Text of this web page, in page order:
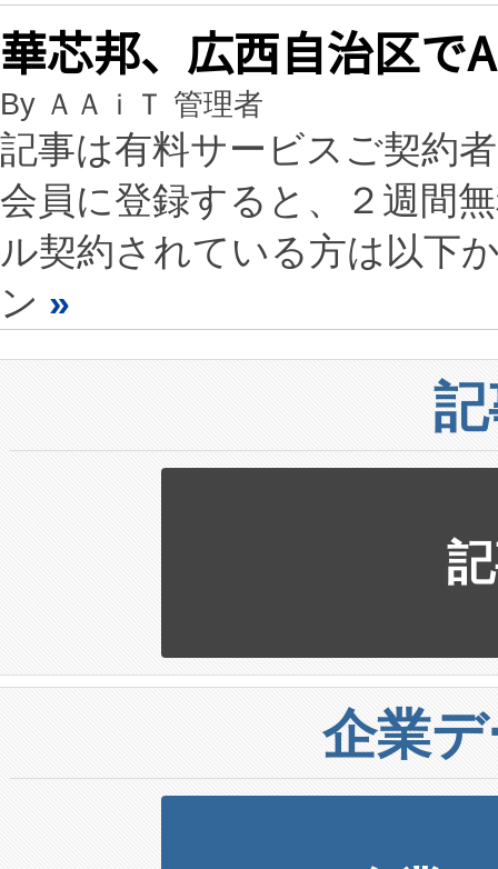
華芯邦、広西自治区で
By ＡＡｉＴ 管理者
記事は有料サービスご契約
会員に登録すると、２週間
ル契約されている方は以下
ン »
企業